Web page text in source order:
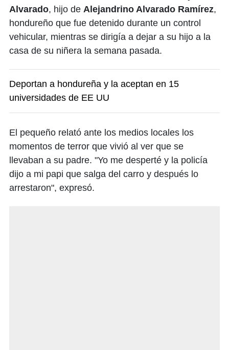
Alvarado, hijo de Alejandrino Alvarado Ramírez,
hondureño que fue detenido durante un control
vehicular, mientras se dirigía a dejar a su hijo a la
casa de su niñera la semana pasada.
Deportan a hondureña y la aceptan en 15
universidades de EE UU
El pequeño relató ante los medios locales los
momentos de terror que vivió al ver que se
llevaban a su padre. "Yo me desperté y la policía
dijo a mi papi que salga del carro y después lo
arrestaron", expresó.